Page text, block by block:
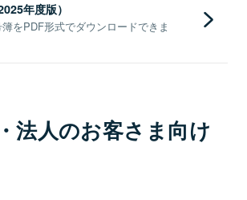
年度版）
をPDF形式でダウンロードできま
法人のお客さま向け